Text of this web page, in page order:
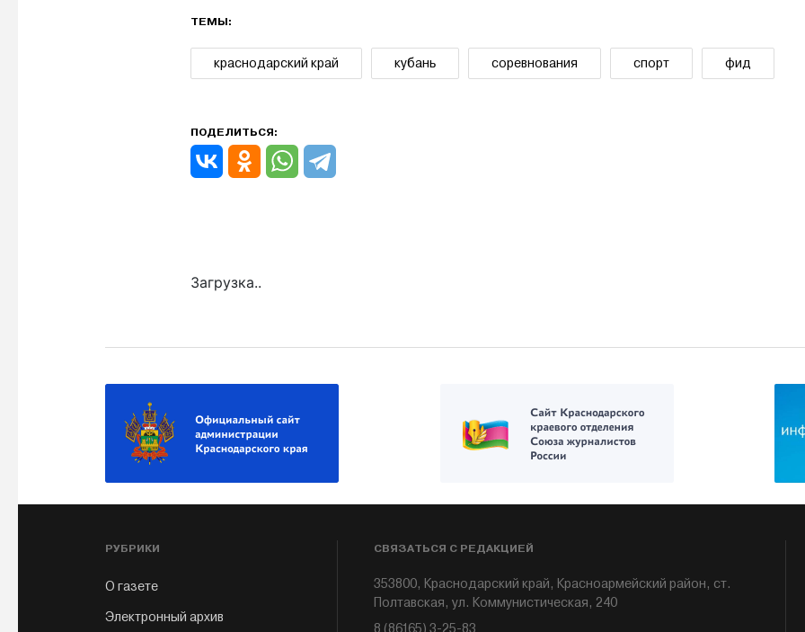
ТЕМЫ:
краснодарский край кубань соревнования спорт фид
ПОДЕЛИТЬСЯ:
Загрузка..
РУБРИКИ
О газете
Электронный архив
СВЯЗАТЬСЯ С РЕДАКЦИЕЙ
353800, Краснодарский край, Красноармейский район, ст.
Полтавская, ул. Коммунистическая, 240
8 (86165) 3-25-83